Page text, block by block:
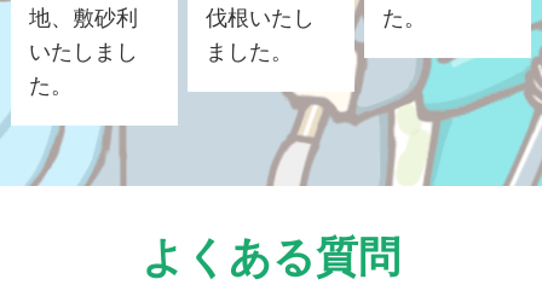
地、敷砂利
いたしまし
た。
伐根いたし
ました。
た。
よくある質問